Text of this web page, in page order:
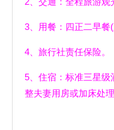
3、用餐：四正二早餐
4、旅行社责任保
5、住宿：标准三星级
整夫妻用房或加床处